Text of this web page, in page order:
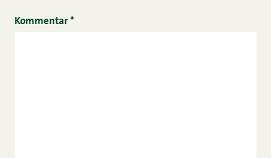
Kommentar *